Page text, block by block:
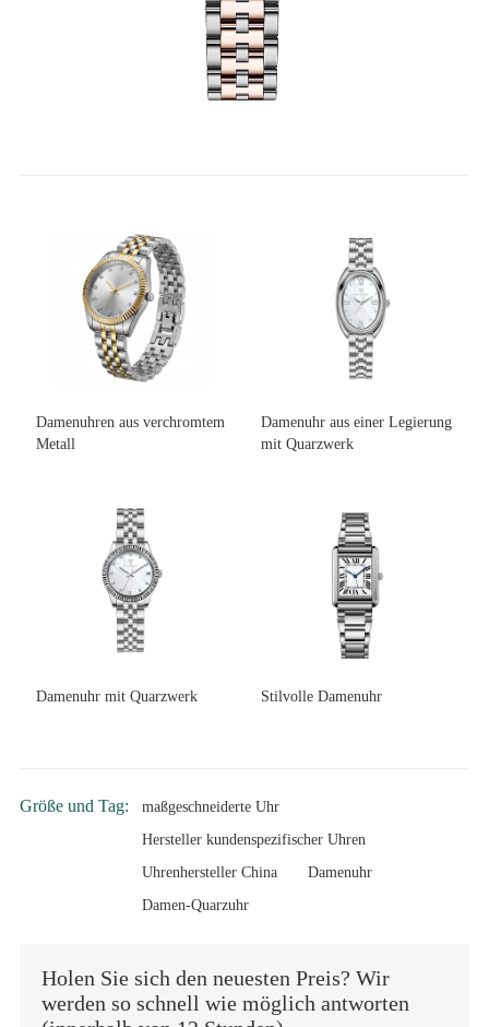
Damenuhren aus verchromtem
Metall
Damenuhr aus einer Legierung
mit Quarzwerk
Damenuhr mit Quarzwerk Stilvolle Damenuhr
Größe und Tag:
maßgeschneiderte Uhr
Hersteller kundenspezifischer Uhren
Uhrenhersteller China
Damenuhr
Damen-Quarzuhr
Holen Sie sich den neuesten Preis? Wir
werden so schnell wie möglich antworten